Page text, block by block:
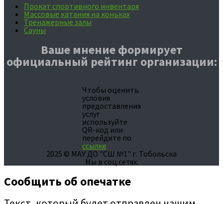
Прокат спортивного инвентаря
Массовые катания на коньках
Тренажерные залы
Сауны
Ваше мнение формирует
официальный рейтинг организации:
Чтобы оценить
условия
предоставления
услуг
используйте
QR-код или
перейдите по
ссылке
2025 © МАУ ДО "СШ №1" г. Тобольска
Мы в соц.сетях:
Сообщить об опечатке